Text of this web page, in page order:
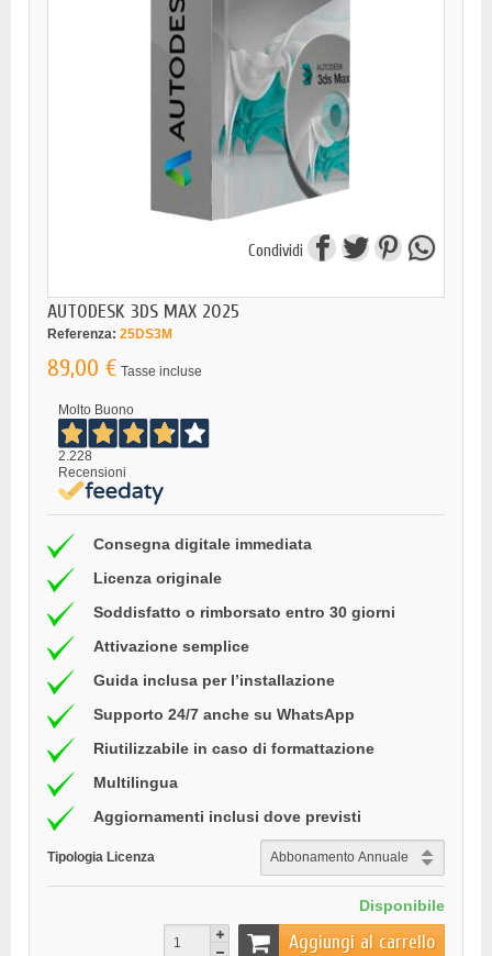
Condividi
AUTODESK 3DS MAX 2025
Referenza: 25DS3M
89,00 € Tasse incluse
Molto Buono
2.228
Recensioni
Consegna digitale immediata
Licenza originale
Soddisfatto o rimborsato entro 30 giorni
Attivazione semplice
Guida inclusa per l’installazione
Supporto 24/7 anche su WhatsApp
Riutilizzabile in caso di formattazione
Multilingua
Aggiornamenti inclusi dove previsti
Tipologia Licenza
Disponibile
Aggiungi al carrello